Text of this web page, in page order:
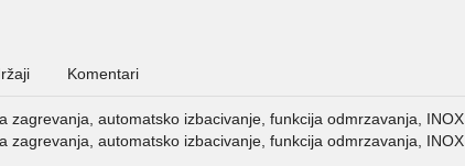
Komentari
zagrevanja, automatsko izbacivanje, funkcija odmrzavanja, INOX
zagrevanja, automatsko izbacivanje, funkcija odmrzavanja, INOX